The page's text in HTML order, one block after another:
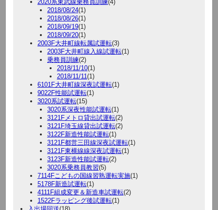
2020系東武線乗務員訓練(4)
2018/08/24(1)
2018/08/26(1)
2018/09/19(1)
2018/09/20(1)
2003F大井町線転属試運転(3)
2003F大井町線入線試運転(1)
乗務員訓練(2)
2018/11/10(1)
2018/11/11(1)
6101F大井町線深夜試運転(1)
9022F性能試運転(1)
3020系試運転(15)
3020系深夜性能試運転(1)
3121Fメトロ貸出試運転(2)
3121F埼玉線貸出試運転(2)
3122F新造性能試運転(1)
3121F都営三田線深夜試運転(1)
3121F東横線線深夜試運転(1)
3123F新造性能試運転(2)
3020系乗務員教習(5)
7114Fこどもの国線習熟運転実施(1)
5178F新造試運転(1)
4111F組成変更＆新造車試運転(2)
1522Fラッピング後試運転(1)